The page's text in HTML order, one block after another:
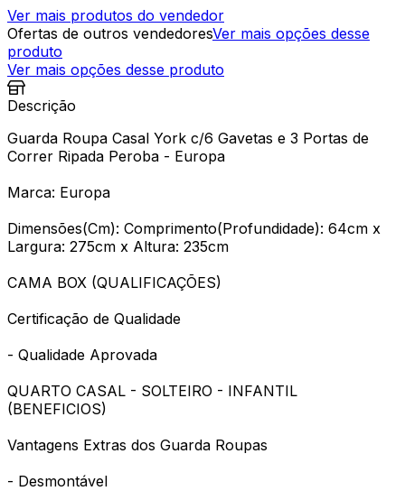
Ver mais produtos do vendedor
Ofertas de outros vendedoresVer mais opções desse
produto
Ver mais opções desse produto
Descrição
Guarda Roupa Casal York c/6 Gavetas e 3 Portas de
Correr Ripada Peroba - Europa
Marca: Europa
Dimensões(Cm): Comprimento(Profundidade): 64cm x
Largura: 275cm x Altura: 235cm
CAMA BOX (QUALIFICAÇÕES)
Certificação de Qualidade
- Qualidade Aprovada
QUARTO CASAL - SOLTEIRO - INFANTIL
(BENEFICIOS)
Vantagens Extras dos Guarda Roupas
- Desmontável